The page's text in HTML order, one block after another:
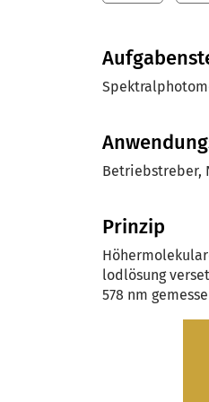
Betriebstreber,
Prinzip
lodlösung
578 nm